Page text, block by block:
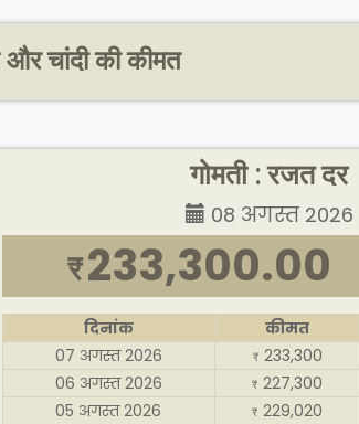
और चांदी की कीमत
गोमती : रजत दर
08 अगस्त 2026
₹233,300.00
दिनांक कीमत
07 अगस्त 2026
₹ 233,300
06 अगस्त 2026
₹ 227,300
05 अगस्त 2026
₹ 229,020